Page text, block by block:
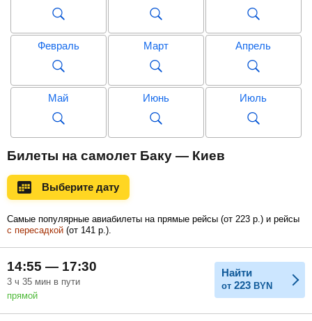
Февраль Март Апрель
Май Июнь Июль
Сентябрь
Ноябрь
Билеты на самолет Баку — Киев
Выберите дату
Самые популярные авиабилеты на прямые рейсы (от 223 р. ) и рейсы
с пересадкой (от 141 р. ).
14:55 — 17:30
3 ч 35 мин в пути
прямой
Найти
от 223 BYN